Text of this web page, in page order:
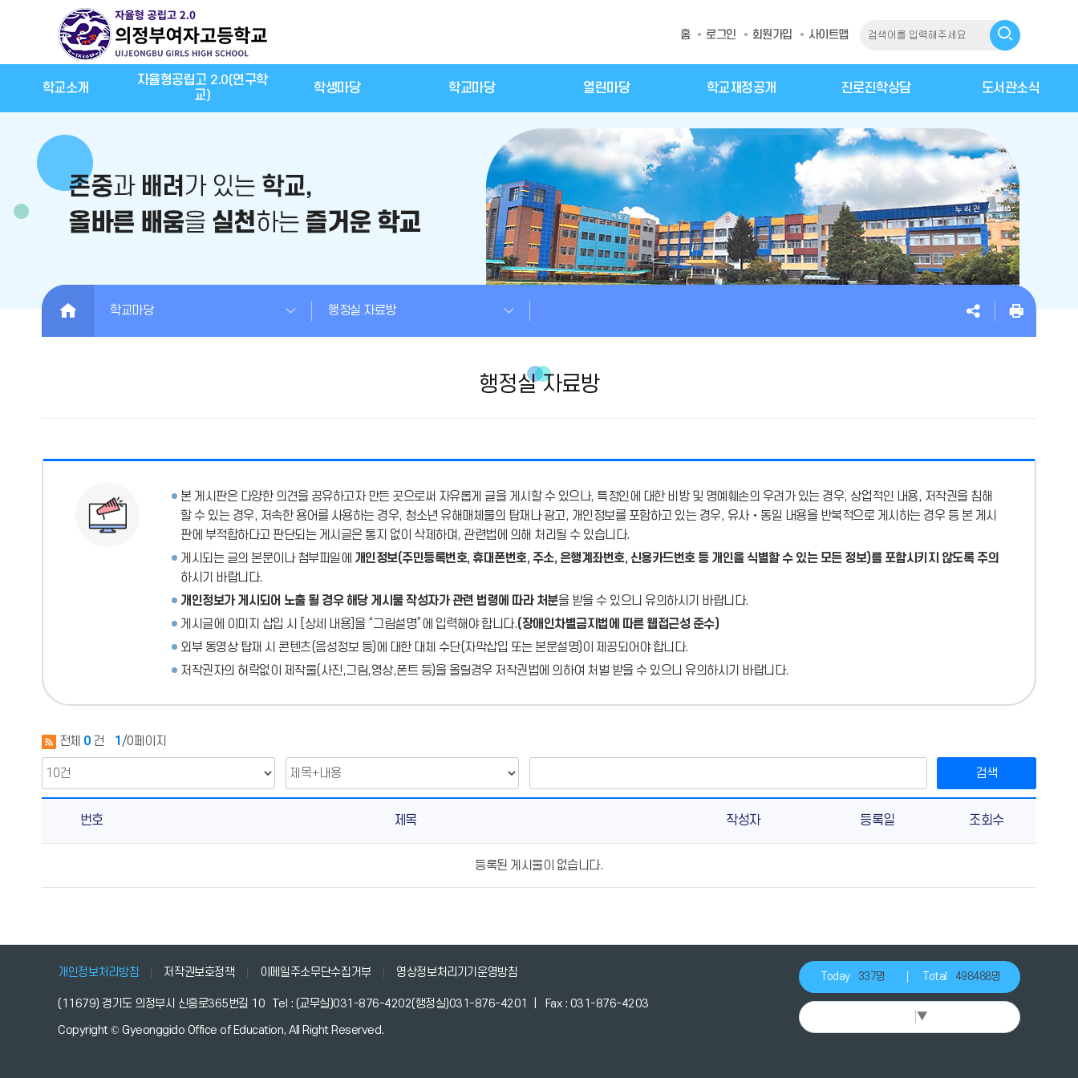
홈 로그인 회원가입 사이트맵
학교소개
자율형공립고 2.0(연구학
교)
학생마당 학교마당 열린마당 학교재정공개 진로진학상담 도서관소식
HOME 학교마당 행정실 자료방
행정실 자료방
본 게시판은 다양한 의견을 공유하고자 만든 곳으로써 자유롭게 글을 게시할 수 있으나, 특정인에 대한 비방 및 명예훼손의 우려가 있는 경우, 상업적인 내용, 저작권을 침해
할 수 있는 경우, 저속한 용어를 사용하는 경우, 청소년 유해매체물의 탑재나 광고, 개인정보를 포함하고 있는 경우, 유사‧동일 내용을 반복적으로 게시하는 경우 등 본 게시
판에 부적합하다고 판단되는 게시글은 통지 없이 삭제하며, 관련법에 의해 처리될 수 있습니다.
게시되는 글의 본문이나 첨부파일에 개인정보(주민등록번호, 휴대폰번호, 주소, 은행계좌번호, 신용카드번호 등 개인을 식별할 수 있는 모든 정보)를 포함시키지 않도록 주의
하시기 바랍니다.
개인정보가 게시되어 노출 될 경우 해당 게시물 작성자가 관련 법령에 따라 처분을 받을 수 있으니 유의하시기 바랍니다.
게시글에 이미지 삽입 시 [상세 내용]을 “그림설명”에 입력해야 합니다.(장애인차별금지법에 따른 웹접근성 준수)
외부 동영상 탑재 시 콘텐츠(음성정보 등)에 대한 대체 수단(자막삽입 또는 본문설명)이 제공되어야 합니다.
저작권자의 허락없이 제작물(사진,그림,영상,폰트 등)을 올릴경우 저작권법에 의하여 처벌 받을 수 있으니 유의하시기 바랍니다.
전체 0 건 1 /0페이지
검색
실
방
번호 제목 작성자 등록일 조회수
등록된 게시물이 없습니다.
개인정보처리방침 저작권보호정책 이메일주소무단수집거부 영상정보처리기기운영방침
(11679) 경기도 의정부시 신흥로365번길 10 Tel : (교무실)031-876-4202(행정실)031-876-4201 | Fax : 031-876-4203
Today 337명 Total 498488명
▼
Copyright © Gyeonggido Office of Education, All Right Reserved.